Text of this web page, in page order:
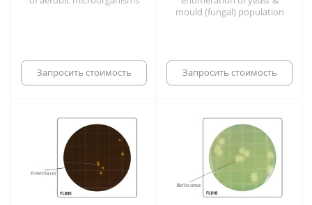
Запросить стоимость
mould (fungal) population
Запросить стоимость